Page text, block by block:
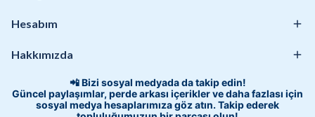
Hesabım
Hakkımızda
📲 Bizi sosyal medyada da takip edin!
Güncel paylaşımlar, perde arkası içerikler ve daha fazlası için
sosyal medya hesaplarımıza göz atın. Takip ederek